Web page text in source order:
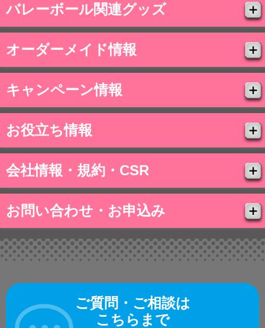
バレーボール関連グッズ
オーダーメイド情報
キャンペーン情報
お役立ち情報
会社情報・規約・CSR
お問い合わせ・お申込み
ご質問・ご相談は
こちらまで